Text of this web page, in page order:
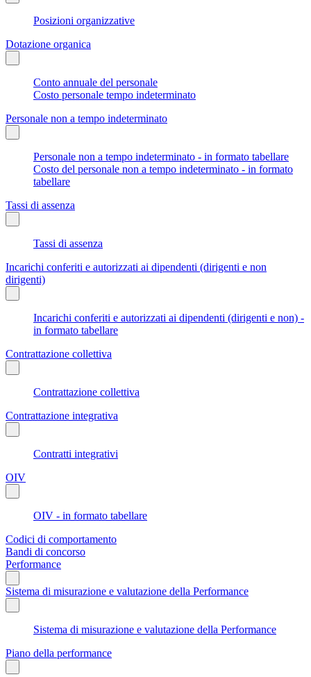
Posizioni organizzative
Dotazione organica
Conto annuale del personale
Costo personale tempo indeterminato
Personale non a tempo indeterminato
Personale non a tempo indeterminato - in formato tabellare
Costo del personale non a tempo indeterminato - in formato
tabellare
Tassi di assenza
Tassi di assenza
Incarichi conferiti e autorizzati ai dipendenti (dirigenti e non
dirigenti)
Incarichi conferiti e autorizzati ai dipendenti (dirigenti e non) -
in formato tabellare
Contrattazione collettiva
Contrattazione collettiva
Contrattazione integrativa
Contratti integrativi
OIV
OIV - in formato tabellare
Codici di comportamento
Bandi di concorso
Performance
Sistema di misurazione e valutazione della Performance
Sistema di misurazione e valutazione della Performance
Piano della performance